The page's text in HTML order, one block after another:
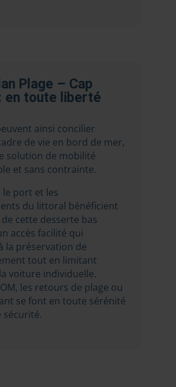
Plage – Cap
en toute liberté
ainsi concilier
de vie en bord de mer,
solution de mobilité
et sans contrainte.
le port et les
du littoral bénéficient
cette desserte bas
accès facilité qui
la préservation de
tout en limitant
voiture individuelle.
les retours de plage ou
se font en toute sérénité
sécurité.